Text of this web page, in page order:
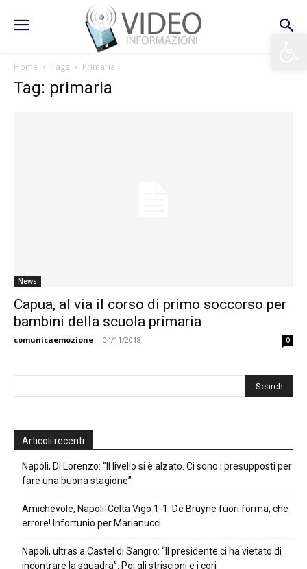
Home Tags Primaria
Tag: primaria
News
Capua, al via il corso di primo soccorso per
bambini della scuola primaria
comunicaemozione - 04/11/2018 0
Articoli recenti
Napoli, Di Lorenzo: “Il livello si è alzato. Ci sono i presupposti per
fare una buona stagione”
Amichevole, Napoli-Celta Vigo 1-1: De Bruyne fuori forma, che
errore! Infortunio per Marianucci
Napoli, ultras a Castel di Sangro: “Il presidente ci ha vietato di
incontrare la squadra”. Poi gli striscioni e i cori